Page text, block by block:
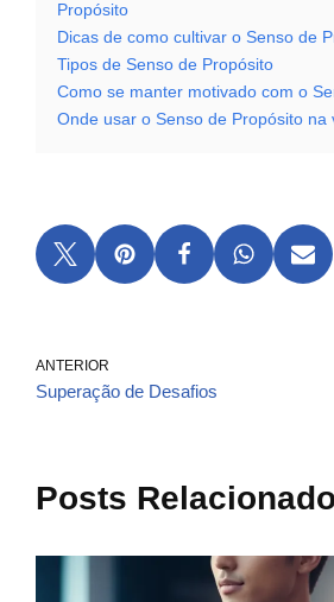
Propósito
Dicas de como cultivar o Senso de
Tipos de Senso de Propósito
Como se manter motivado com o
Onde usar o Senso de Propósito na
ANTERIOR
Superação de Desafios
Posts